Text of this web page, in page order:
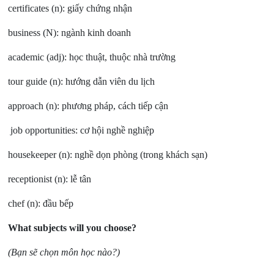
certificates (n): giấy chứng nhận
business (N): ngành kinh doanh
academic (adj): học thuật, thuộc nhà trường
tour guide (n): hướng dẫn viên du lịch
approach (n): phương pháp, cách tiếp cận
job opportunities: cơ hội nghề nghiệp
housekeeper (n): nghề dọn phòng (trong khách sạn)
receptionist (n): lễ tân
chef (n): đầu bếp
What subjects will you choose?
(Bạn sẽ chọn môn học nào?)